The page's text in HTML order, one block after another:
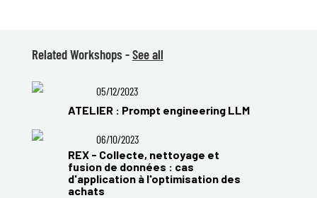
Related Workshops -See all
05/12/2023
ATELIER : Prompt engineering LLM
06/10/2023
REX - Collecte, nettoyage et
fusion de données : cas
d'application à l'optimisation des
achats